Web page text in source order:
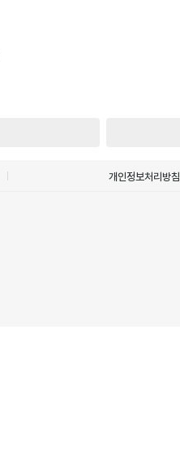
개인정보처리방침